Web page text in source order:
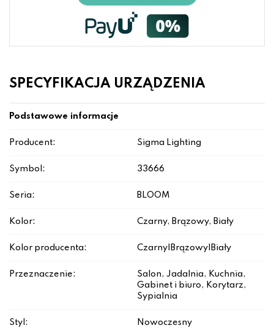
SPECYFIKACJA URZĄDZENIA
Podstawowe informacje
Producent: Sigma Lighting
Symbol: 33666
Seria: BLOOM
Kolor: Czarny, Brązowy, Biały
Kolor producenta: Czarny|Brązowy|Biały
Przeznaczenie:
Salon, Jadalnia, Kuchnia,
Gabinet i biuro, Korytarz,
Sypialnia
Styl: Nowoczesny